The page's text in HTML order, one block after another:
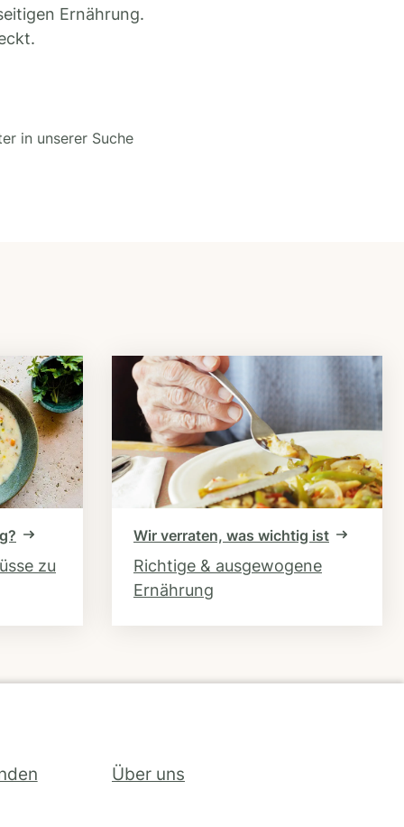
Ernährung.
in unserer Suche
zu
Wir verraten, was wichtig ist
Richtige & ausgewogene
Ernährung
Über uns